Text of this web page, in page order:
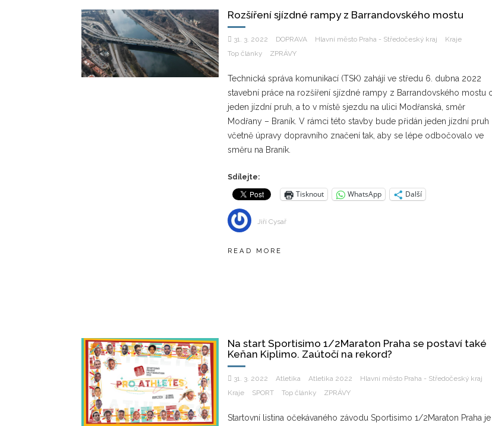
Rozšíření sjízdné rampy z Barrandovského mostu
31. 3. 2022 DOPRAVA Hlavní město Praha - Středočeský kraj
Kraje
Top články
ZPRÁVY
Technická správa komunikací (TSK) zahájí ve středu 6. dubna 2022
stavební práce na rozšíření sjízdné rampy z Barrandovského mostu
jeden jízdní pruh, a to v místě sjezdu na ulici Modřanská, směr
Modřany – Braník. V rámci této stavby bude přidán jeden jízdní pruh
včetně úpravy dopravního značení tak, aby se lépe odbočovalo ve
směru na Braník.
Sdílejte:
Tisknout WhatsApp Další
Jiří Cysař
READ MORE
Na start Sportisimo 1/2Maraton Praha se postaví také
Keňan Kiplimo. Zaútočí na rekord?
31. 3. 2022 Atletika Atletika 2022
Hlavní město Praha - Středočeský kraj
Kraje
SPORT Top články ZPRÁVY
Startovní listina očekávaného závodu Sportisimo 1/2Maraton Praha je